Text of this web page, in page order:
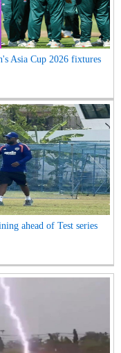
Asia Cup 2026 fixtures
ahead of Test series